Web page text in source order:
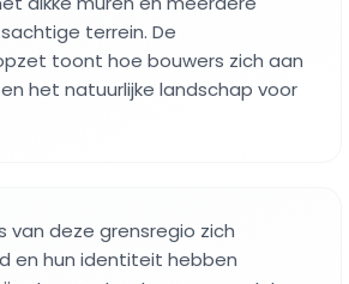
terrein. De
toont hoe bouwers zich aan
het natuurlijke landschap voor
deze grensregio zich
en hun identiteit hebben